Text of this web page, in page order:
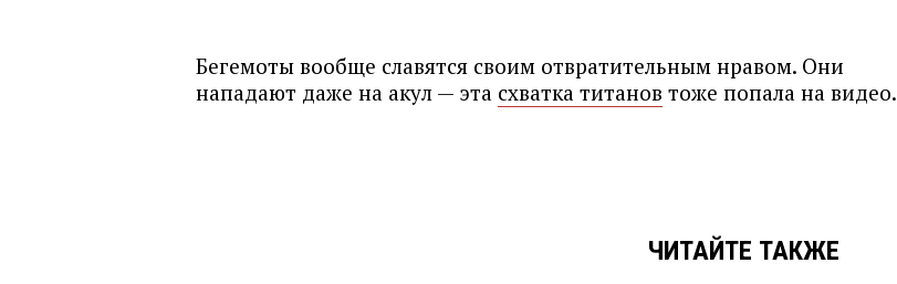
Бегемоты вообще славятся своим отвратительным нравом. Они
нападают даже на акул — эта схватка титанов тоже попала на видео.
ЧИТАЙТЕ ТАКЖЕ